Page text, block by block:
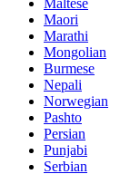
Maltese
Maori
Marathi
Mongolian
Burmese
Nepali
Norwegian
Pashto
Persian
Punjabi
Serbian